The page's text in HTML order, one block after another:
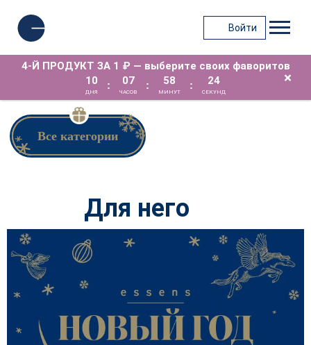
Войти
4-Й ПРОДУКТ ЗА 1 ₽ — выберите своих фаворитов
10
ДНЯ
: 07
ЧАСОВ
: 58
МИНУТ
: 23
СЕКУНД
×
Все категории
Для него